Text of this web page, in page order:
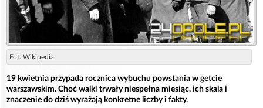
Fot. Wikipedia
19 kwietnia przypada rocznica wybuchu powstania w getcie
warszawskim. Choć walki trwały niespełna miesiąc, ich skala i
znaczenie do dziś wyrażają konkretne liczby i fakty.